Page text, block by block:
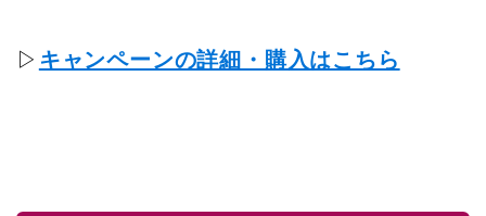
▷ キャンペーンの詳細・購入はこちら